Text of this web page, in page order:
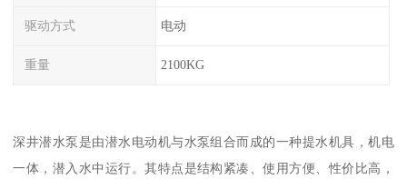
驱动方式 电动
重量 2100KG
深井潜水泵是由潜水电动机与水泵组合而成的一种提水机具，机电
一体，潜入水中运行。其特点是结构紧凑、使用方便、性价比高，